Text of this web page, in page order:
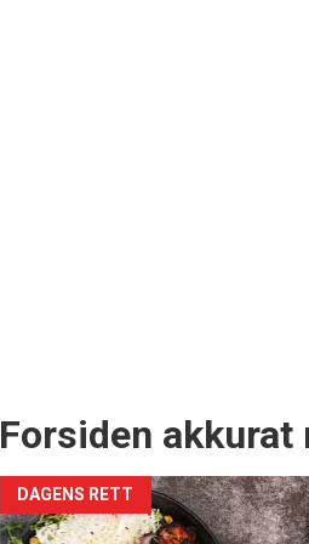
Forsiden akkurat
DAGENS RETT